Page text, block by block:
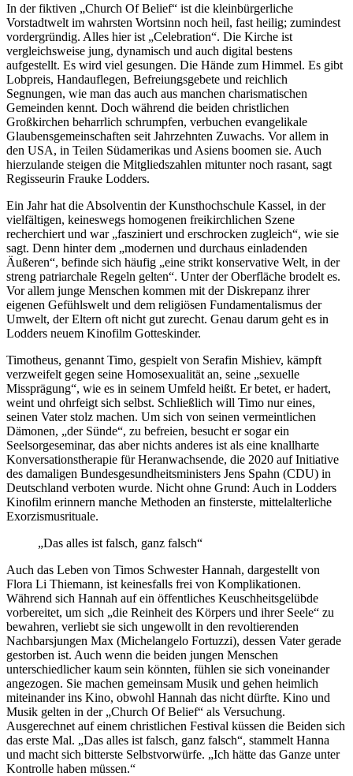
In der fiktiven „Church Of Belief“ ist die kleinbürgerliche
Vorstadtwelt im wahrsten Wortsinn noch heil, fast heilig; zumindest
vordergründig. Alles hier ist „Celebration“. Die Kirche ist
vergleichsweise jung, dynamisch und auch digital bestens
aufgestellt. Es wird viel gesungen. Die Hände zum Himmel. Es gibt
Lobpreis, Handauflegen, Befreiungsgebete und reichlich
Segnungen, wie man das auch aus manchen charismatischen
Gemeinden kennt. Doch während die beiden christlichen
Großkirchen beharrlich schrumpfen, verbuchen evangelikale
Glaubensgemeinschaften seit Jahrzehnten Zuwachs. Vor allem in
den USA, in Teilen Südamerikas und Asiens boomen sie. Auch
hierzulande steigen die Mitgliedszahlen mitunter noch rasant, sagt
Regisseurin Frauke Lodders.
Ein Jahr hat die Absolventin der Kunsthochschule Kassel, in der
vielfältigen, keineswegs homogenen freikirchlichen Szene
recherchiert und war „fasziniert und erschrocken zugleich“, wie sie
sagt. Denn hinter dem „modernen und durchaus einladenden
Äußeren“, befinde sich häufig „eine strikt konservative Welt, in der
streng patriarchale Regeln gelten“. Unter der Oberfläche brodelt es.
Vor allem junge Menschen kommen mit der Diskrepanz ihrer
eigenen Gefühlswelt und dem religiösen Fundamentalismus der
Umwelt, der Eltern oft nicht gut zurecht. Genau darum geht es in
Lodders neuem Kinofilm Gotteskinder.
Timotheus, genannt Timo, gespielt von Serafin Mishiev, kämpft
verzweifelt gegen seine Homosexualität an, seine „sexuelle
Missprägung“, wie es in seinem Umfeld heißt. Er betet, er hadert,
weint und ohrfeigt sich selbst. Schließlich will Timo nur eines,
seinen Vater stolz machen. Um sich von seinen vermeintlichen
Dämonen, „der Sünde“, zu befreien, besucht er sogar ein
Seelsorgeseminar, das aber nichts anderes ist als eine knallharte
Konversationstherapie für Heranwachsende, die 2020 auf Initiative
des damaligen Bundesgesundheitsministers Jens Spahn (CDU) in
Deutschland verboten wurde. Nicht ohne Grund: Auch in Lodders
Kinofilm erinnern manche Methoden an finsterste, mittelalterliche
Exorzismusrituale.
„Das alles ist falsch, ganz falsch“
Auch das Leben von Timos Schwester Hannah, dargestellt von
Flora Li Thiemann, ist keinesfalls frei von Komplikationen.
Während sich Hannah auf ein öffentliches Keuschheitsgelübde
vorbereitet, um sich „die Reinheit des Körpers und ihrer Seele“ zu
bewahren, verliebt sie sich ungewollt in den revoltierenden
Nachbarsjungen Max (Michelangelo Fortuzzi), dessen Vater gerade
gestorben ist. Auch wenn die beiden jungen Menschen
unterschiedlicher kaum sein könnten, fühlen sie sich voneinander
angezogen. Sie machen gemeinsam Musik und gehen heimlich
miteinander ins Kino, obwohl Hannah das nicht dürfte. Kino und
Musik gelten in der „Church Of Belief“ als Versuchung.
Ausgerechnet auf einem christlichen Festival küssen die Beiden sich
das erste Mal. „Das alles ist falsch, ganz falsch“, stammelt Hanna
und macht sich bitterste Selbstvorwürfe. „Ich hätte das Ganze unter
Kontrolle haben müssen.“